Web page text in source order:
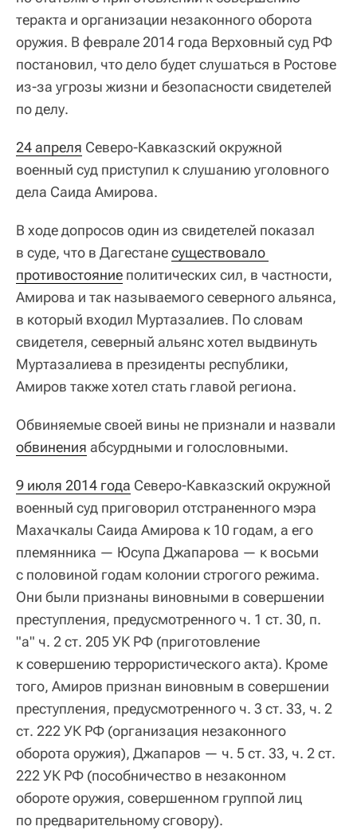
теракта и организации незаконного оборота
оружия. В феврале 2014 года Верховный суд РФ
постановил, что дело будет слушаться в Ростове
из-за угрозы жизни и безопасности свидетелей
по делу.
24 апреля Северо-Кавказский окружной
военный суд приступил к слушанию уголовного
дела Саида Амирова.
В ходе допросов один из свидетелей показал
в суде, что в Дагестанесуществовало
противостояние политических сил, в частности,
Амирова и так называемого северного альянса,
в который входил Муртазалиев. По словам
свидетеля, северный альянс хотел выдвинуть
Муртазалиева в президенты республики,
Амиров также хотел стать главой региона.
Обвиняемые своей вины не признали и назвали
обвинения абсурдными и голословными.
9 июля 2014 года Северо-Кавказский окружной
военный суд приговорил отстраненного мэра
Махачкалы Саида Амирова к 10 годам, а его
племянника — Юсупа Джапарова — к восьми
с половиной годам колонии строгого режима.
Они были признаны виновными в совершении
преступления, предусмотренного ч. 1 ст. 30, п.
"а" ч. 2 ст. 205 УК РФ (приготовление
к совершению террористического акта). Кроме
того, Амиров признан виновным в совершении
преступления, предусмотренного ч. 3 ст. 33, ч. 2
ст. 222 УК РФ (организация незаконного
оборота оружия), Джапаров — ч. 5 ст. 33, ч. 2 ст.
222 УК РФ (пособничество в незаконном
обороте оружия, совершенном группой лиц
по предварительному сговору).